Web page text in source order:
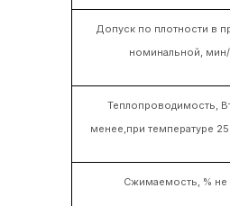
Допуск по плотности в
номинальной,
Теплопроводимость,
менее,при температуре
Сжимаемость, % не